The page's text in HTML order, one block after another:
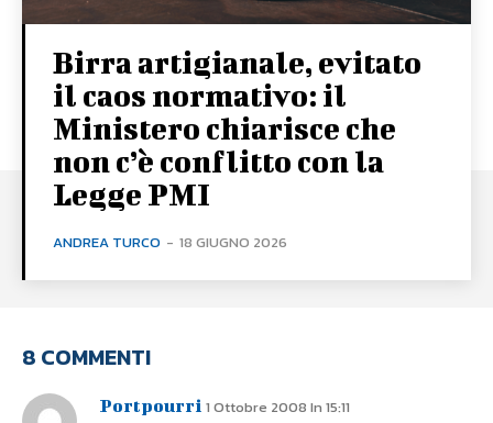
Birra artigianale, evitato
il caos normativo: il
Ministero chiarisce che
non c’è conflitto con la
Legge PMI
ANDREA TURCO - 18 GIUGNO 2026
8 COMMENTI
Portpourri 1 Ottobre 2008 In 15:11